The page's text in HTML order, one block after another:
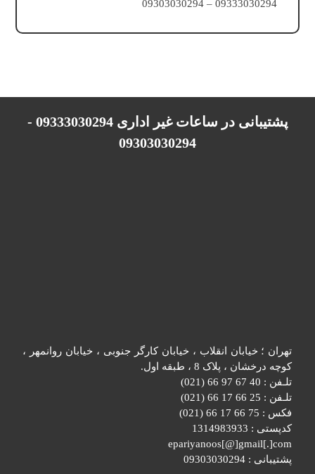
09333030294 – 09303030294
پشتیبانی در ساعات غیر اداری 09333030294 -
09303030294
تهران ؛ خیابان انقلاب ، خیابان کارگر جنوبی ، خیابان روانمهر ،
کوچه درخشان ، پلاک 8 ، طبقه اول.
تلـفن : 40 67 97 66 (021)
تلـفن : 25 66 17 66 (021)
فکس : 75 66 17 66 (021)
کدپستی : 1314983933
epariyanoos[@]gmail[.]com
پشتیبانی : 09303030294